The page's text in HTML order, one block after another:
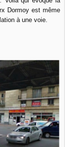
Dormoy est même
à une voie.